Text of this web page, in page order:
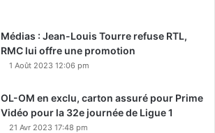
Médias : Jean-Louis Tourre refuse RTL,
RMC lui offre une promotion
1 Août 2023 12:06 pm
OL-OM en exclu, carton assuré pour Prime
Vidéo pour la 32e journée de Ligue 1
21 Avr 2023 17:48 pm